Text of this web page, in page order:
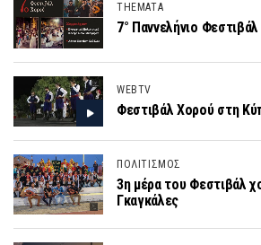
THEMATA
7° Παννελήνιο
WEBTV
Φεστιβάλ Χορού στη
ΠΟΛΙΤΙΣΜΟΣ
3η μέρα του Φεστιβάλ
Γκαγκάλες